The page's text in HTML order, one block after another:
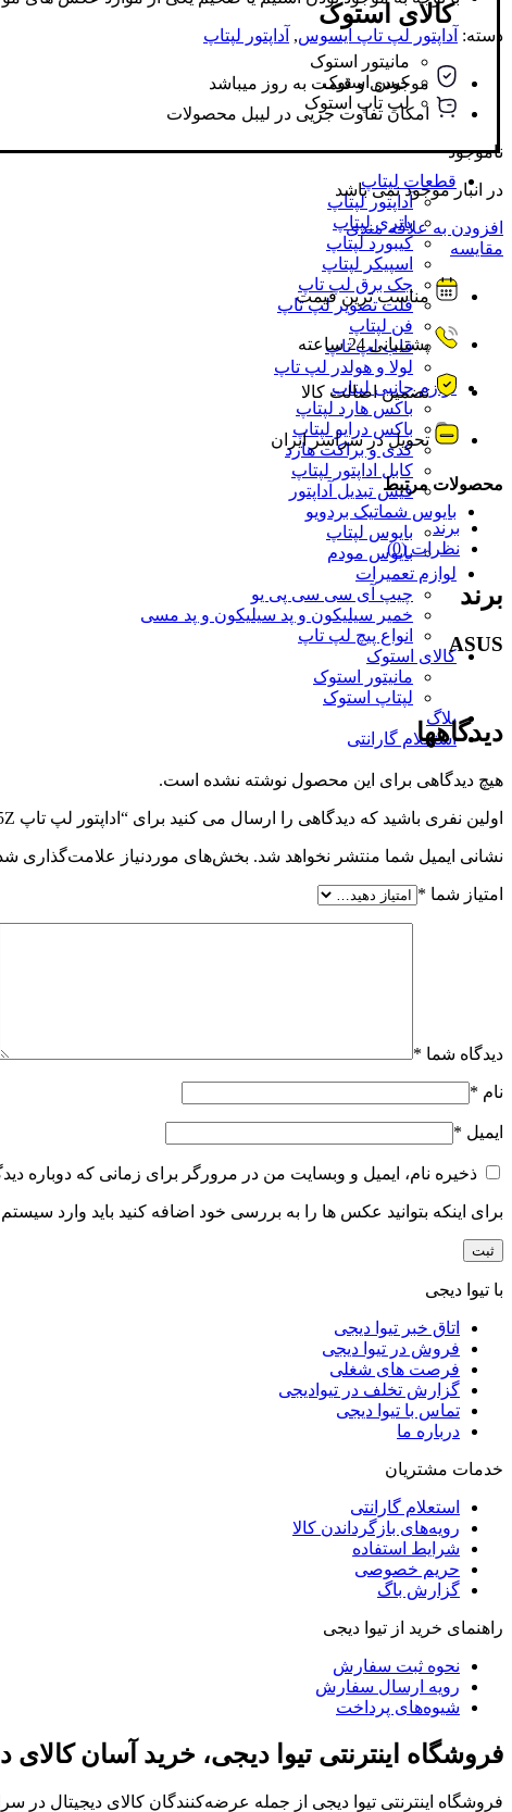
کالای استوک
مانیتور استوک
کیس استوک
لپ تاپ استوک
قطعات لپتاپ
آداپتور لپتاپ
باتری لپتاپ
کیبورد لپتاپ
اسپیکر لپتاپ
جک برق لپ تاپ
فلت تصویر لپ تاپ
فن لپتاپ
قاب لپ تاپ
لولا و هولدر لپ تاپ
لوازم جانبی لپتاپ
باکس هارد لپتاپ
باکس درایو لپتاپ
کدی و براکت هارد
کابل اداپتور لپتاپ
فیش تبدیل آداپتور
بایوس شماتیک بردویو
بایوس لپتاپ
بایوس مودم
لوازم تعمیرات
چیپ آی سی سی پی یو
خمیر سیلیکون و پد سیلیکون و پد مسی
انواع پیچ لپ تاپ
کالای استوک
مانیتور استوک
لپتاپ استوک
بلاگ
استعلام گارانتی
دسته: آداپتور لپ تاپ ایسوس, آداپتور لپتاپ
موجودی و قیمت به روز میباشد
امکان تفاوت جزیی در لیبل محصولات
ناموجود
در انبار موجود نمی باشد
افزودن به علاقه مندی
مقایسه
مناسب ترین قیمت
پشتیبانی 24 ساعته
تضمین اصالت کالا
تحویل در سراسر ایران
محصولات مرتبط
برند
نظرات (0)
برند
ASUS
دیدگاهها
هیچ دیدگاهی برای این محصول نوشته نشده است.
اولین نفری باشید که دیدگاهی را ارسال می کنید برای “اداپتور لپ تاپ ASUS R555 / R555J / R555V / R555Z”
نشانی ایمیل شما منتشر نخواهد شد. بخش‌های موردنیاز علامت‌گذاری
امتیاز شما *
دیدگاه شما *
نام *
ایمیل *
ذخیره نام، ایمیل و وبسایت من در مرورگر برای زمانی که دوباره
برای اینکه بتوانید عکس ها را به بررسی خود اضافه کنید باید وارد
با تیوا دیجی
اتاق خبر تیوا دیجی
فروش در تیوا دیجی
فرصت های شغلی
گزارش تخلف در تیوادیجی
تماس با تیوا دیجی
درباره ما
خدمات مشتریان
استعلام گارانتی
رویه‌های بازگرداندن کالا
شرایط استفاده
حریم خصوصی
گزارش باگ
راهنمای خرید از تیوا دیجی
نحوه ثبت سفارش
رویه ارسال سفارش
شیوه‌های پرداخت
فروشگاه اینترنتی تیوا دیجی، خرید آسان
فروشگاه اینترنتی تیوا دیجی از جمله عرضه‌کنندگان کالای دیجیتال